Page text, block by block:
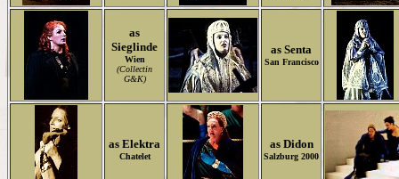
as
Sieglinde
Wien
(Collectin
G&K)
as Senta
San Francisco
as Elektra
Chatelet
as Didon
Salzburg 2000